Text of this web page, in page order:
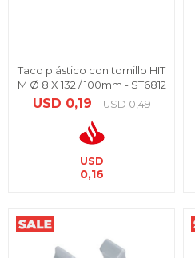
Taco plástico con tornillo HIT
M Ø 8 X 132 / 100mm - ST6812
USD 0,19 USD 0,49
USD
0,16